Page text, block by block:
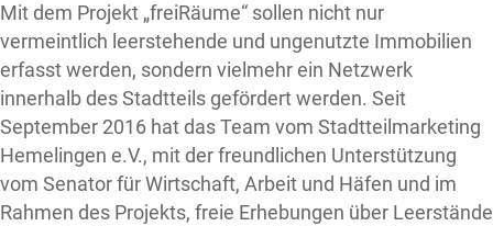
Mit dem Projekt „freiRäume“ sollen nicht nur
vermeintlich leerstehende und ungenutzte Immobilien
erfasst werden, sondern vielmehr ein Netzwerk
innerhalb des Stadtteils gefördert werden. Seit
September 2016 hat das Team vom Stadtteilmarketing
Hemelingen e.V., mit der freundlichen Unterstützung
vom Senator für Wirtschaft, Arbeit und Häfen und im
Rahmen des Projekts, freie Erhebungen über Leerstände